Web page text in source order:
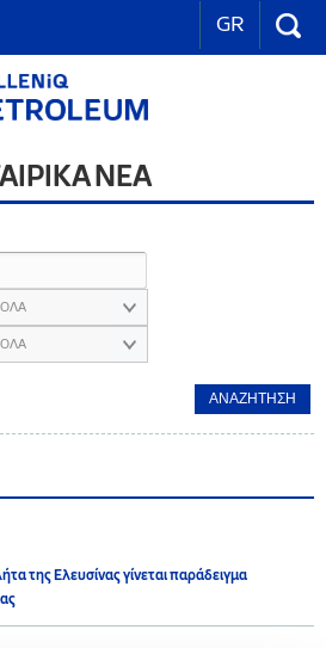
GR
ΝΕΑ
ΟΛΑ
ΟΛΑ
της Ελευσίνας γίνεται παράδειγμα